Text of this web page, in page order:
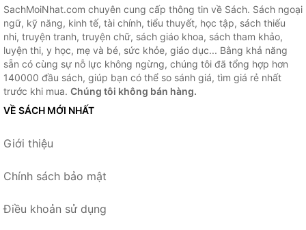
SachMoiNhat.com chuyên cung cấp thông tin về Sách. Sách ngoại
ngữ, kỹ năng, kinh tế, tài chính, tiểu thuyết, học tập, sách thiếu
nhi, truyện tranh, truyện chữ, sách giáo khoa, sách tham khảo,
luyện thi, y học, mẹ và bé, sức khỏe, giáo dục... Bằng khả năng
sẵn có cùng sự nỗ lực không ngừng, chúng tôi đã tổng hợp hơn
140000 đầu sách, giúp bạn có thể so sánh giá, tìm giá rẻ nhất
trước khi mua. Chúng tôi không bán hàng.
VỀ SÁCH MỚI NHẤT
Giới thiệu
Chính sách bảo mật
Điều khoản sử dụng